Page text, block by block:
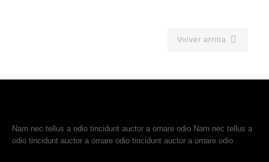
Volver arriba 
Nam nec tellus a odio tincidunt auctor a ornare odio Nam nec tellus a
odio tincidunt auctor a ornare odio tincidunt auctor a ornare odio